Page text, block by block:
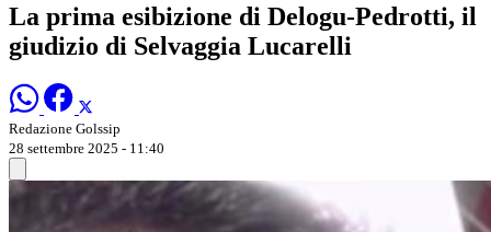
La prima esibizione di Delogu-Pedrotti, il
giudizio di Selvaggia Lucarelli
Redazione Golssip
28 settembre 2025 - 11:40